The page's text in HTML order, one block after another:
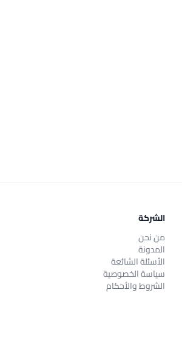
الشركة
من نحن
المدونة
الأسئلة الشائعة
سياسة الخصوصية
الشروط والأحكام